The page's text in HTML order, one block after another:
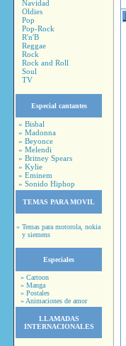
Navidad
Oldies
Pop
Pop-Rock
R'n'B
Reggae
Rock
Rock and Roll
Soul
TV
Especial cantantes
» Bisbal
» Madonna
» Beyonce
» Melendi
» Britney Spears
» Kylie
» Eminem
» Sonido Hiphop
TEMAS PARA MOVIL
» Temas para motorola, nokia
y siemens
Especiales
» Cartoon
» Manga
» Postales
» Animaciones de amor
LLAMADAS
INTERNACIONALES